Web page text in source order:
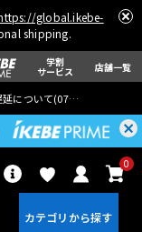
global.ikebe-
shipping.
学割
サービス 店舗一覧
延について(07月29日
0